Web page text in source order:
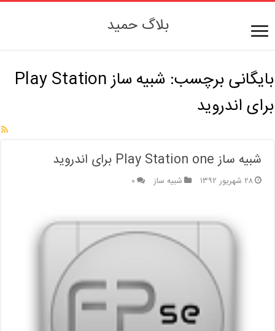
بلاگ حمید
بایگانی برچسب:
شبیه ساز Play Station
برای اندروید
شبیه ساز Play Station one برای اندروید
۲۸ شهریور ۱۳۹۲ شبیه ساز ۰